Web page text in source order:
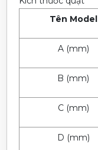
Tên Model
A (mm)
B (mm)
C (mm)
D (mm)